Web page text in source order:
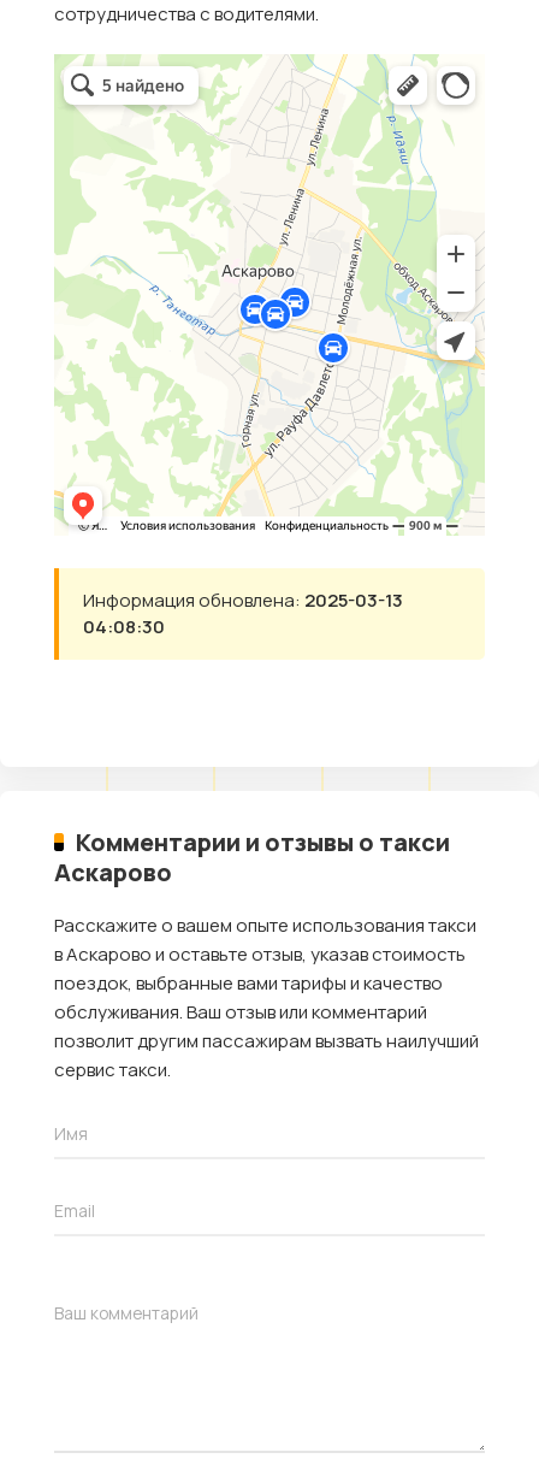
сотрудничества с водителями.
Информация обновлена: 2025-03-13
04:08:30
Комментарии и отзывы о такси
Аскарово
Расскажите о вашем опыте использования такси
в Аскарово и оставьте отзыв, указав стоимость
поездок, выбранные вами тарифы и качество
обслуживания. Ваш отзыв или комментарий
позволит другим пассажирам вызвать наилучший
сервис такси.